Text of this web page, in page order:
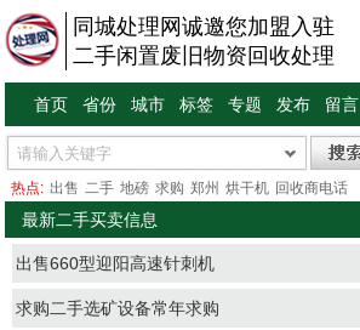
同城处理网诚邀您加盟入驻
二手闲置废旧物资回收处理
首页 省份 城市 标签 专题 发布 留言
热点: 出售 二手 地磅 求购 郑州 烘干机 回收商电话
最新二手买卖信息
出售660型迎阳高速针刺机
求购二手选矿设备常年求购